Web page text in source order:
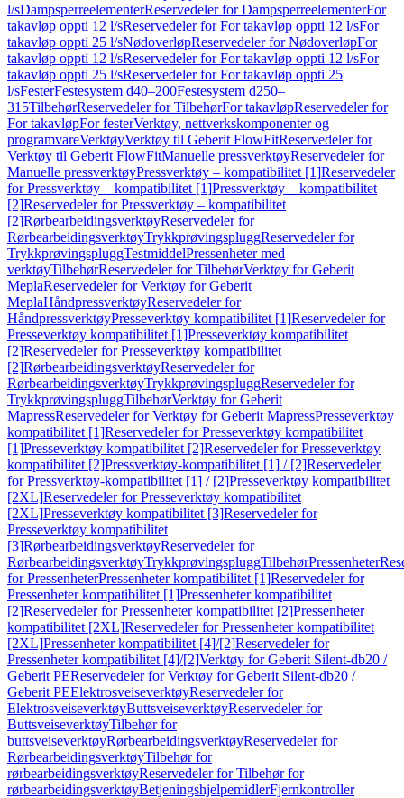
l/sDampsperreelementerReservedeler for DampsperreelementerFor
takavløp oppti 12 l/sReservedeler for For takavløp oppti 12 l/sFor
takavløp oppti 25 l/sNødoverløpReservedeler for NødoverløpFor
takavløp oppti 12 l/sReservedeler for For takavløp oppti 12 l/sFor
takavløp oppti 25 l/sReservedeler for For takavløp oppti 25
l/sFesterFestesystem d40–200Festesystem d250–
315TilbehørReservedeler for TilbehørFor takavløpReservedeler for
For takavløpFor festerVerktøy, nettverkskomponenter og
programvareVerktøyVerktøy til Geberit FlowFitReservedeler for
Verktøy til Geberit FlowFitManuelle pressverktøyReservedeler for
Manuelle pressverktøyPressverktøy – kompatibilitet [1]Reservedeler
for Pressverktøy – kompatibilitet [1]Pressverktøy – kompatibilitet
[2]Reservedeler for Pressverktøy – kompatibilitet
[2]RørbearbeidingsverktøyReservedeler for
RørbearbeidingsverktøyTrykkprøvingspluggReservedeler for
TrykkprøvingspluggTestmiddelPressenheter med
verktøyTilbehørReservedeler for TilbehørVerktøy for Geberit
MeplaReservedeler for Verktøy for Geberit
MeplaHåndpressverktøyReservedeler for
HåndpressverktøyPresseverktøy kompatibilitet [1]Reservedeler for
Presseverktøy kompatibilitet [1]Presseverktøy kompatibilitet
[2]Reservedeler for Presseverktøy kompatibilitet
[2]RørbearbeidingsverktøyReservedeler for
RørbearbeidingsverktøyTrykkprøvingspluggReservedeler for
TrykkprøvingspluggTilbehørVerktøy for Geberit
MapressReservedeler for Verktøy for Geberit MapressPresseverktøy
kompatibilitet [1]Reservedeler for Presseverktøy kompatibilitet
[1]Presseverktøy kompatibilitet [2]Reservedeler for Presseverktøy
kompatibilitet [2]Pressverktøy-kompatibilitet [1] / [2]Reservedeler
for Pressverktøy-kompatibilitet [1] / [2]Presseverktøy kompatibilitet
[2XL]Reservedeler for Presseverktøy kompatibilitet
[2XL]Presseverktøy kompatibilitet [3]Reservedeler for
Presseverktøy kompatibilitet
[3]RørbearbeidingsverktøyReservedeler for
RørbearbeidingsverktøyTrykkprøvingspluggTilbehørPressenheter
for PressenheterPressenheter kompatibilitet [1]Reservedeler for
Pressenheter kompatibilitet [1]Pressenheter kompatibilitet
[2]Reservedeler for Pressenheter kompatibilitet [2]Pressenheter
kompatibilitet [2XL]Reservedeler for Pressenheter kompatibilitet
[2XL]Pressenheter kompatibilitet [4]/[2]Reservedeler for
Pressenheter kompatibilitet [4]/[2]Verktøy for Geberit Silent-db20 /
Geberit PEReservedeler for Verktøy for Geberit Silent-db20 /
Geberit PEElektrosveiseverktøyReservedeler for
ElektrosveiseverktøyButtsveiseverktøyReservedeler for
ButtsveiseverktøyTilbehør for
buttsveiseverktøyRørbearbeidingsverktøyReservedeler for
RørbearbeidingsverktøyTilbehør for
rørbearbeidingsverktøyReservedeler for Tilbehør for
rørbearbeidingsverktøyBetjeningshjelpemidlerFjernkontroller